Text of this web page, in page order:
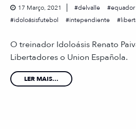
17 Março, 2021 delvalle equador
idoloásisfutebol
intependiente
O treinador Idoloásis Renato
Libertadores o Union Española.
LER MAIS...